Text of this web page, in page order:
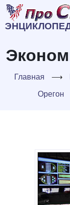
Перейти
основному
Главная ⟶
Орегон